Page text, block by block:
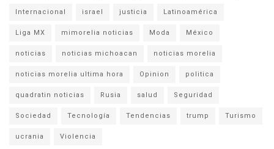
Internacional israel justicia Latinoamérica
Liga MX mimorelia noticias Moda México
noticias noticias michoacan noticias morelia
noticias morelia ultima hora Opinion politica
quadratin noticias Rusia salud Seguridad
Sociedad Tecnología Tendencias trump Turismo
ucrania Violencia